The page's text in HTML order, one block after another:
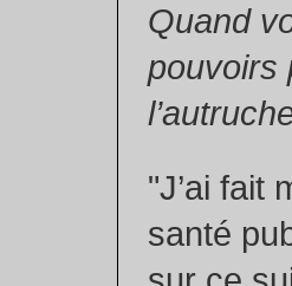
Quand
pouvoirs
"J’ai fait
santé